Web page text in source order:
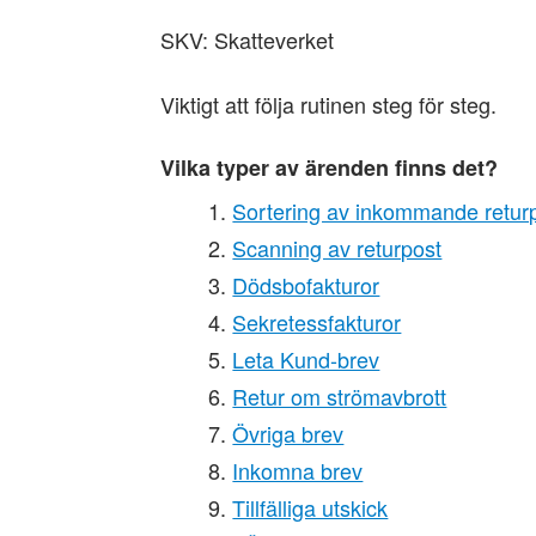
SKV: Skatteverket
Viktigt att följa rutinen steg för steg.
Vilka typer av ärenden finns det?
Sortering av inkommande
Scanning av returpost
Dödsbofakturor
Sekretessfakturor
Leta Kund-brev
Retur om strömavbrott
Övriga brev
Inkomna brev
Tillfälliga utskick